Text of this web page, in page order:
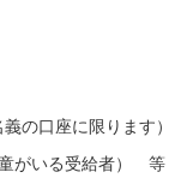
の口座に限ります）
がいる受給者） 等